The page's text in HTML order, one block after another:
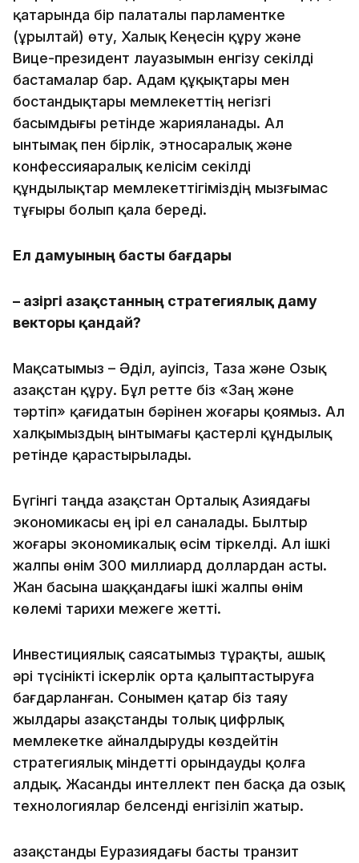
қатарында бір палаталы парламентке
(Құрылтай) өту, Халық Кеңесін құру және
Вице-президент лауазымын енгізу секілді
бастамалар бар. Адам құқықтары мен
бостандықтары мемлекеттің негізгі
басымдығы ретінде жарияланады. Ал
ынтымақ пен бірлік, этносаралық және
конфессияаралық келісім секілді
құндылықтар мемлекеттігіміздің мызғымас
тұғыры болып қала береді.
Ел дамуының басты бағдары
– Қазіргі Қазақстанның стратегиялық даму
векторы қандай?
Мақсатымыз – Әділ, Қауіпсіз, Таза және Озық
Қазақстан құру. Бұл ретте біз «Заң және
тәртіп» қағидатын бәрінен жоғары қоямыз. Ал
халқымыздың ынтымағы қастерлі құндылық
ретінде қарастырылады.
Бүгінгі таңда Қазақстан Орталық Азиядағы
экономикасы ең ірі ел саналады. Былтыр
жоғары экономикалық өсім тіркелді. Ал ішкі
жалпы өнім 300 миллиард доллардан асты.
Жан басына шаққандағы ішкі жалпы өнім
көлемі тарихи межеге жетті.
Инвестициялық саясатымыз тұрақты, ашық
әрі түсінікті іскерлік орта қалыптастыруға
бағдарланған. Сонымен қатар біз таяу
жылдары Қазақстанды толық цифрлық
мемлекетке айналдыруды көздейтін
стратегиялық міндетті орындауды қолға
алдық. Жасанды интеллект пен басқа да озық
технологиялар белсенді енгізіліп жатыр.
Қазақстанды Еуразиядағы басты транзит